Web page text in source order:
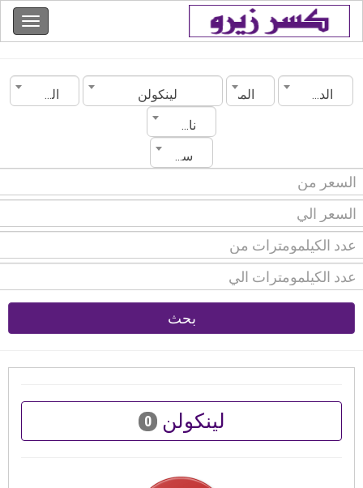
الدولة المدينة لينكولن
الموديل
ناقل الحركة
سنة الصنع
بحث
لينكولن 0